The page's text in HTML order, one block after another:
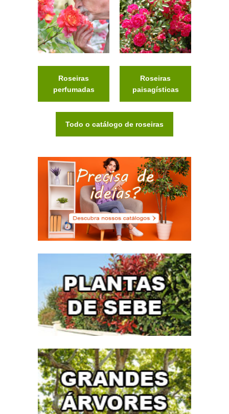
Roseiras
perfumadas
Roseiras
paisagísticas
Todo o catálogo de roseiras